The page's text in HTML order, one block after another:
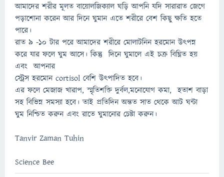
আমাদের শরীর মূলত বায়োলজিক্যাল ঘড়ি আপনি যদি সারারাত জেগে
পড়াশোনা করেন আর দিনে ঘুমান এতে শরীরে বেশ কিছু ক্ষতি হতে
পারে।
রাত ৯ -১০ টার পরে আমাদের শরীরে মোলাটনিন হরমোন উৎপন্ন
করে যার ফলে ঘুম আসে। কিন্তু দিনে ঘুমালে এই চক্র বিঘ্নিত হয়
এবং আপনার
স্ট্রেস হরমোন cortisol বেশি উৎপাদিত হবে।
এর ফলে মেজাজ খারাপ, স্মৃতিশক্তি দুর্বল,মনোযোগ কমা, হতাশ বাড়া
সহ বিভিন্ন সমস্যা হবে। তাই প্রতিদিন অন্তত সাত থেকে আট ঘন্টা
ঘুম নিশ্চিত করুন এবং রাতে ঘুমানোর চেষ্টা করুন।
Tanvir Zaman Tuhin
Science Bee